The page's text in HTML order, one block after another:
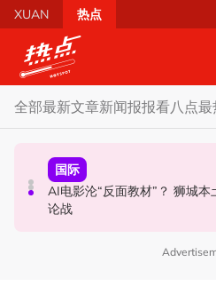
Skip to main content
XUAN 热点
全部最新文章新闻报报看八点最
政治
若国盟
国际
AI电影沦“反面教材”？ 狮城本土电影公司国庆献礼掀网民
论战
社会
机师涉运毒被捕 | 内阁下令强化机场
通部须提全面建议